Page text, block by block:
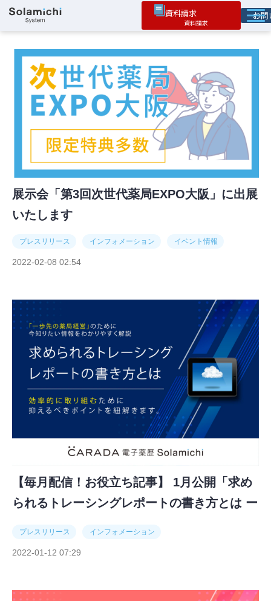
資料請求 お
サービス
オプション機能
お役立ち情報
導入事例
展示会「第3回次世代薬局EXPO大阪」に出展
いたします
プレスリリース インフォメーション イベント情報
2022-02-08 02:54
【毎月配信！お役立ち記事】 1月公開「求め
られるトレーシングレポートの書き方とは ー
プレスリリース インフォメーション
2022-01-12 07:29